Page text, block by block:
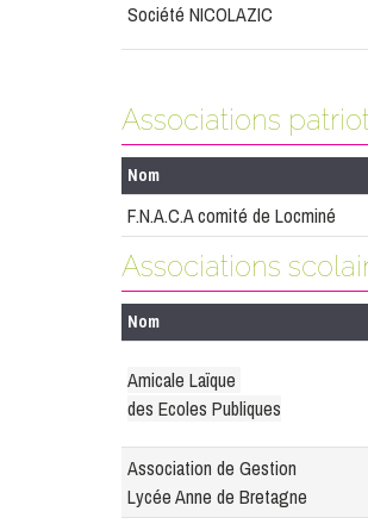
Société NICOLAZIC
Associations
Nom
F.N.A.C.A comité de Locminé
Associations
Nom
Amicale Laïque
des Ecoles Publiques
Association de Gestion
Lycée Anne de Bretagne